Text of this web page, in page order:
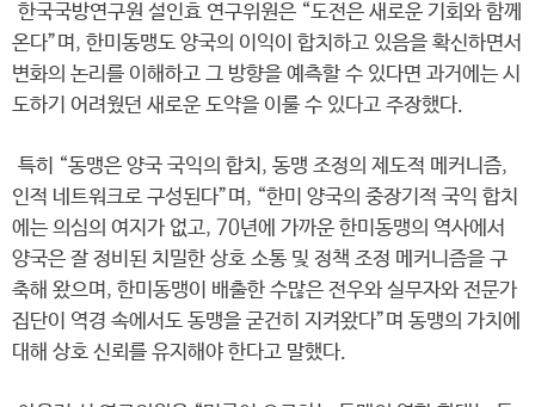
한국국방연구원 설인효 연구위원은 “도전은 새로운 기회와 함께
온다”며, 한미동맹도 양국의 이익이 합치하고 있음을 확신하면서
변화의 논리를 이해하고 그 방향을 예측할 수 있다면 과거에는 시
도하기 어려웠던 새로운 도약을 이룰 수 있다고 주장했다.
특히 “동맹은 양국 국익의 합치, 동맹 조정의 제도적 메커니즘,
인적 네트워크로 구성된다”며, “한미 양국의 중장기적 국익 합치
에는 의심의 여지가 없고, 70년에 가까운 한미동맹의 역사에서
양국은 잘 정비된 치밀한 상호 소통 및 정책 조정 메커니즘을 구
축해 왔으며, 한미동맹이 배출한 수많은 전우와 실무자와 전문가
집단이 역경 속에서도 동맹을 굳건히 지켜왔다”며 동맹의 가치에
대해 상호 신뢰를 유지해야 한다고 말했다.